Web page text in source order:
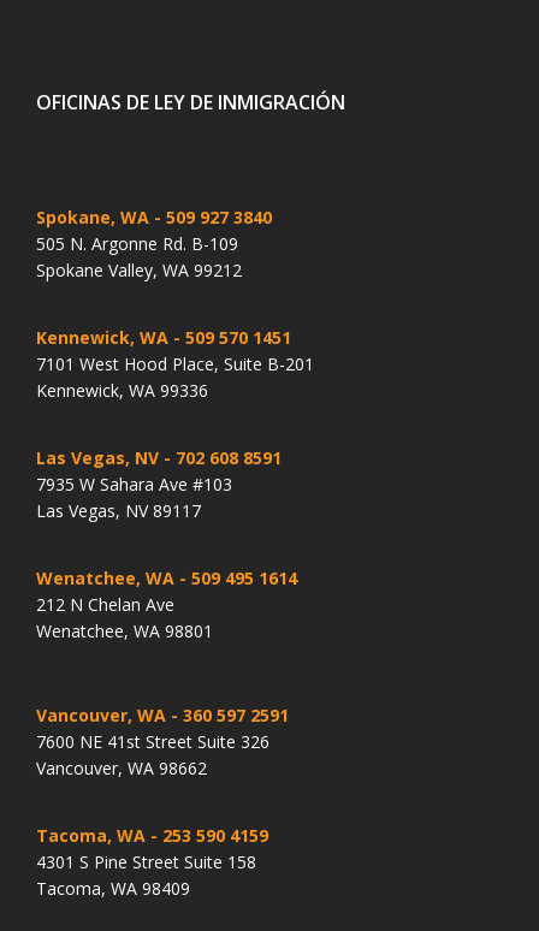
OFICINAS DE LEY DE INMIGRACIÓN
Spokane, WA - 509 927 3840
505 N. Argonne Rd. B-109
Spokane Valley, WA 99212
Kennewick, WA - 509 570 1451
7101 West Hood Place, Suite B-201
Kennewick, WA 99336
Las Vegas, NV - 702 608 8591
7935 W Sahara Ave #103
Las Vegas, NV 89117
Wenatchee, WA - 509 495 1614
212 N Chelan Ave
Wenatchee, WA 98801
Vancouver, WA - 360 597 2591
7600 NE 41st Street Suite 326
Vancouver, WA 98662
Tacoma, WA - 253 590 4159
4301 S Pine Street Suite 158
Tacoma, WA 98409